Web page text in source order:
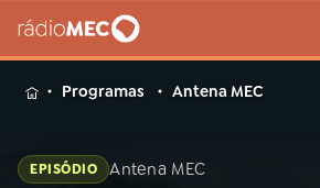
MENUProgramas Antena MEC
EPISÓDIO Antena MEC